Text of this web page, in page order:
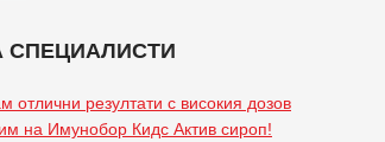
СПЕЦИАЛИСТИ
отлични резултати с високия дозов
на Имунобор Кидс Актив сироп!